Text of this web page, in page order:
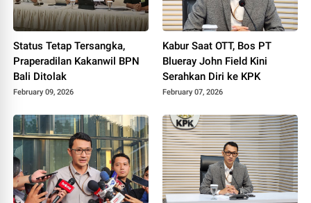
Status Tetap Tersangka,
Praperadilan Kakanwil BPN
Bali Ditolak
February 09, 2026
Kabur Saat OTT, Bos PT
Blueray John Field Kini
Serahkan Diri ke KPK
February 07, 2026